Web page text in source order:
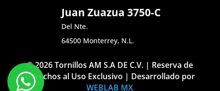
Juan Zuazua 3750-C
Del Nte.
64500 Monterrey, N.L.
© 2026 Tornillos AM S.A DE C.V. | Reserva de
Derechos al Uso Exclusivo | Desarrollado por
WEBLAB MX